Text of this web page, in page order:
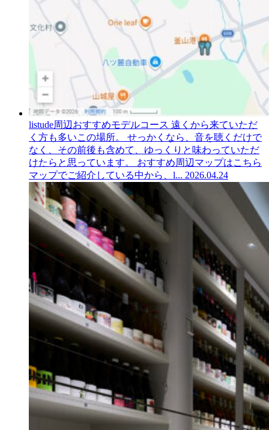
listude周辺おすすめモデルコース 遠くから来ていただ
く方も多いこの場所。 せっかくなら、音を聴くだけで
なく、その前後も含めて、ゆっくりと味わっていただ
けたらと思っています。 おすすめ周辺マップはこちら
マップでご紹介している中から、l... 2026.04.24